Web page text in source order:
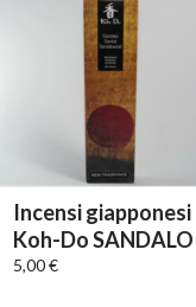
Incensi giapponesi
Koh-Do SANDALO
5,00 €